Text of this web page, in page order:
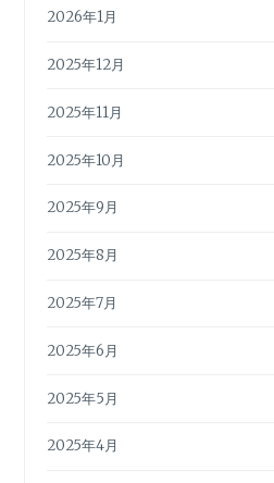
2026年1月
2025年12月
2025年11月
2025年10月
2025年9月
2025年8月
2025年7月
2025年6月
2025年5月
2025年4月